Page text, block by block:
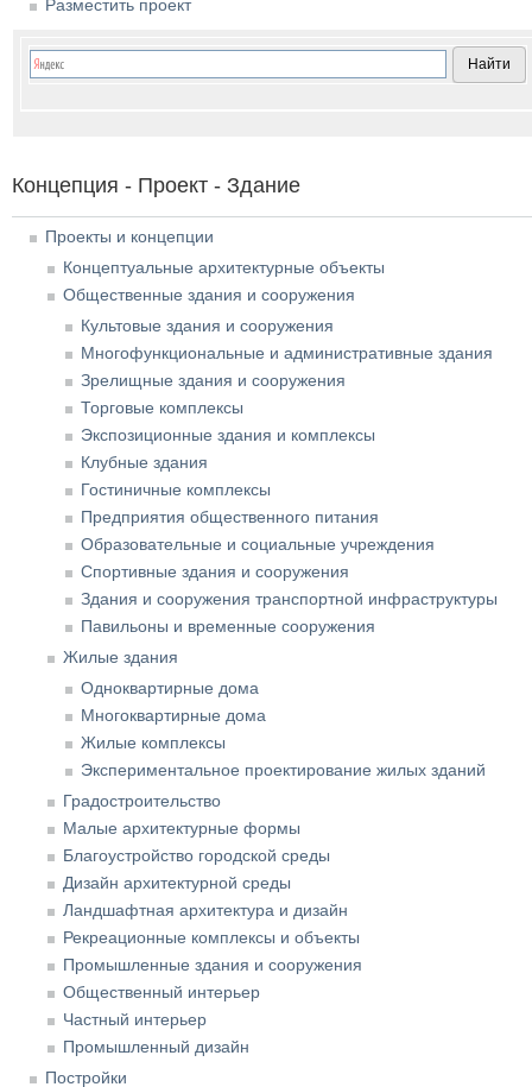
Разместить проект
Концепция - Проект - Здание
Проекты и концепции
Концептуальные архитектурные объекты
Общественные здания и сооружения
Культовые здания и сооружения
Многофункциональные и административные здания
Зрелищные здания и сооружения
Торговые комплексы
Экспозиционные здания и комплексы
Клубные здания
Гостиничные комплексы
Предприятия общественного питания
Образовательные и социальные учреждения
Спортивные здания и сооружения
Здания и сооружения транспортной инфраструктуры
Павильоны и временные сооружения
Жилые здания
Одноквартирные дома
Многоквартирные дома
Жилые комплексы
Экспериментальное проектирование жилых зданий
Градостроительство
Малые архитектурные формы
Благоустройство городской среды
Дизайн архитектурной среды
Ландшафтная архитектура и дизайн
Рекреационные комплексы и объекты
Промышленные здания и сооружения
Общественный интерьер
Частный интерьер
Промышленный дизайн
Постройки